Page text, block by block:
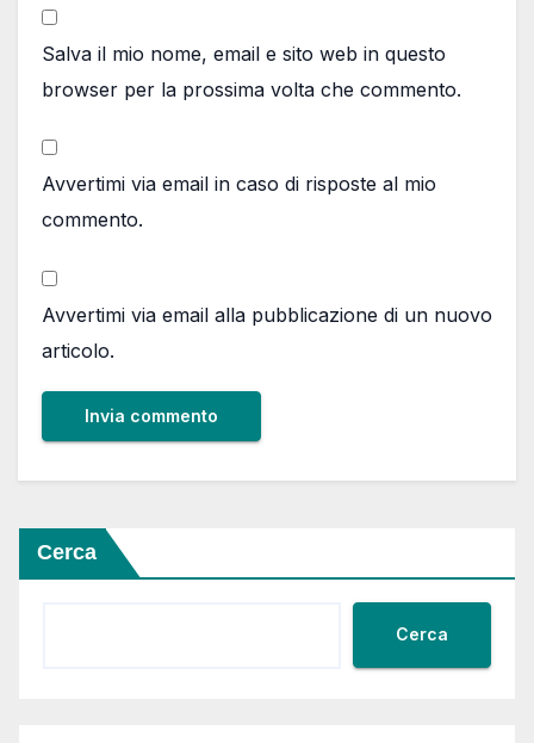
Salva il mio nome, email e sito web in questo
browser per la prossima volta che commento.
Avvertimi via email in caso di risposte al mio
commento.
Avvertimi via email alla pubblicazione di un nuovo
articolo.
Cerca
Cerca